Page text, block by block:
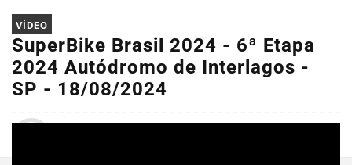
EM ALTA
VÍDEO
SuperBike Brasil 2024 - 6ª Etapa
2024 Autódromo de Interlagos -
SP - 18/08/2024